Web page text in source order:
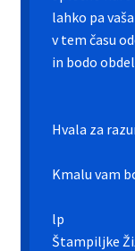
Galerija športnih
Moj profil
lahko pa
v tem času
in bodo
Hvala za
Kmalu vam
lp
Štampiljke